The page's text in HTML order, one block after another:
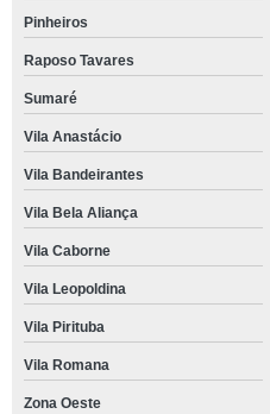
Pinheiros
Raposo Tavares
Sumaré
Vila Anastácio
Vila Bandeirantes
Vila Bela Aliança
Vila Caborne
Vila Leopoldina
Vila Pirituba
Vila Romana
Zona Oeste